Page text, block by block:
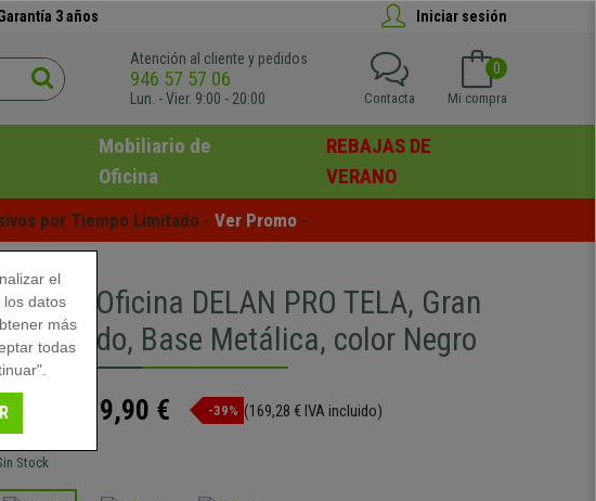
3 años Iniciar sesión
Atención al cliente y pedidos
946 57 57 06
Lun. - Vier. 9:00 - 20:00
0
Mi compra
Contacta
Mobiliario de
Oficina
REBAJAS DE
VERANO
por Tiempo Limitado - Ver Promo -
de Oficina DELAN PRO TELA, Gran
Base Metálica, color Negro
€ 139,90 € -39% (169,28 € IVA incluido)
Stock
el
los datos
más
todas